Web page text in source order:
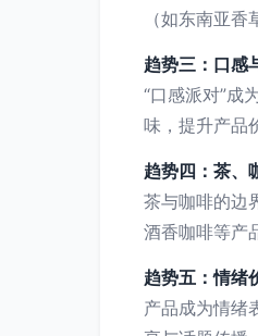
（如东南亚
趋势三：口感
“口感派对”成
味，提升产品
趋势四：茶、
茶与咖啡的边
酒香咖啡等产
趋势五：情绪
产品成为情绪